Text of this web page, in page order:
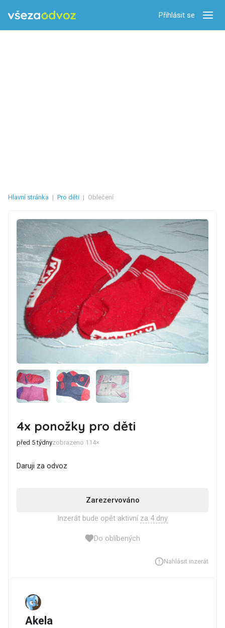
Přihlásit se
Hlavní stránka | Pro děti | Oblečení
4x ponožky pro děti
před 5 týdnyzobrazeno 114×
Daruji za odvoz
Zarezervováno
Inzerát bude opět aktivní za 4 dny
Do oblíbených
Nahlásit inzerát
Akela